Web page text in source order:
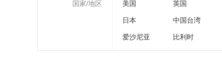
国家/地区 美国 英国
日本 中国台湾
爱沙尼亚 比利时